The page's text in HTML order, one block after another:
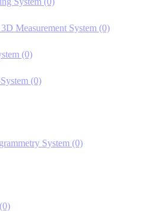
Measurement System (0)
(0)
(0)
System (0)
(0)